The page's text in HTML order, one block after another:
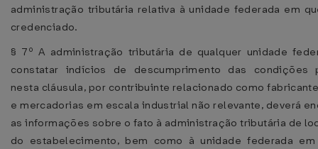
administração tributária relativa à unidade federada em
credenciado.
§ 7º A administração tributária de qualquer unidade
constatar indícios de descumprimento das condições
nesta cláusula, por contribuinte relacionado como
e mercadorias em escala industrial não relevante, deverá
as informações sobre o fato à administração tributária de
do estabelecimento, bem como à unidade federada